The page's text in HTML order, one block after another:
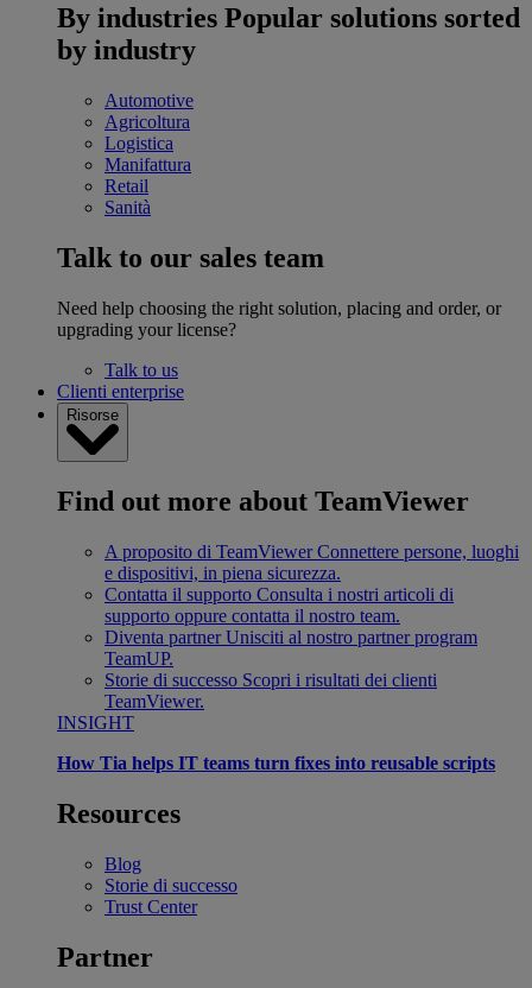
By industries Popular solutions sorted
by industry
Automotive
Agricoltura
Logistica
Manifattura
Retail
Sanità
Talk to our sales team
Need help choosing the right solution, placing and order, or
upgrading your license?
Talk to us
Clienti enterprise
Risorse
Find out more about TeamViewer
A proposito di TeamViewer Connettere persone, luoghi
e dispositivi, in piena sicurezza.
Contatta il supporto Consulta i nostri articoli di
supporto oppure contatta il nostro team.
Diventa partner Unisciti al nostro partner program
TeamUP.
Storie di successo Scopri i risultati dei clienti
TeamViewer.
INSIGHT
How Tia helps IT teams turn fixes into reusable scripts
Resources
Blog
Storie di successo
Trust Center
Partner